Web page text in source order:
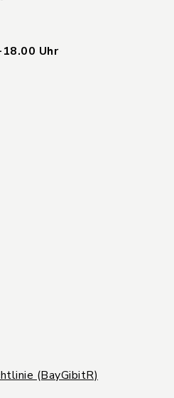
Uhr
(BayGibitR)